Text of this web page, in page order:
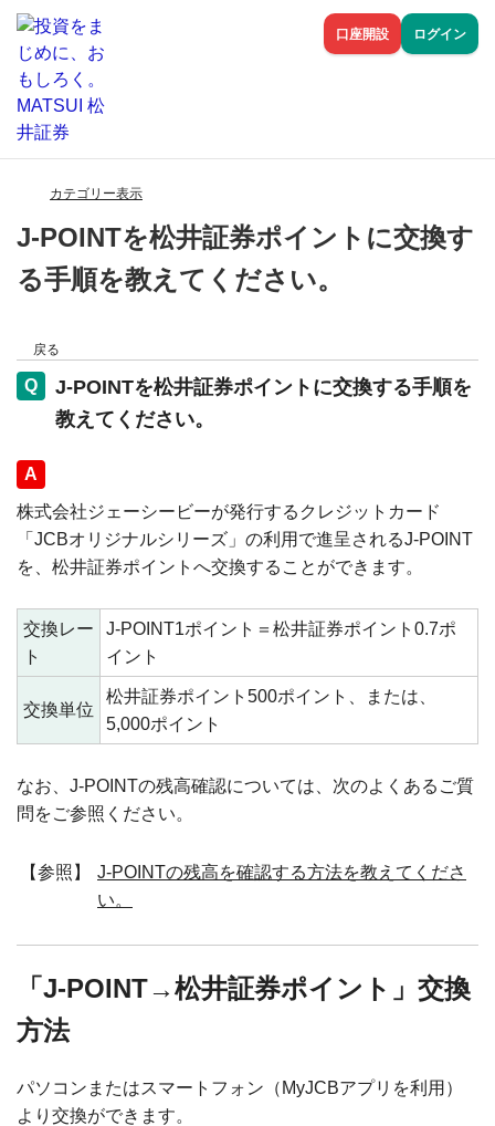
口座開設 ログイン
カテゴリー表示
J-POINTを松井証券ポイントに交換す
る手順を教えてください。
戻る
J-POINTを松井証券ポイントに交換する手順を
教えてください。
回答
株式会社ジェーシービーが発行するクレジットカード
「JCBオリジナルシリーズ」の利用で進呈されるJ-POINT
を、松井証券ポイントへ交換することができます。
交換レー
ト
J-POINT1ポイント＝松井証券ポイント0.7ポ
イント
交換単位
松井証券ポイント500ポイント、または、
5,000ポイント
なお、J-POINTの残高確認については、次のよくあるご質
問をご参照ください。
【参照】
J-POINTの残高を確認する方法を教えてくださ
い。
「J-POINT→松井証券ポイント」交換
方法
パソコンまたはスマートフォン（MyJCBアプリを利用）
より交換ができます。